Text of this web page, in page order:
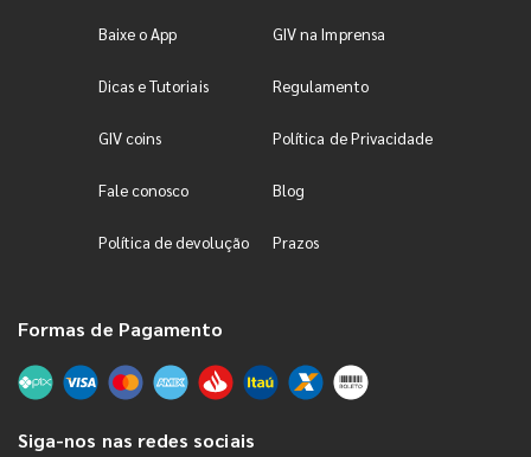
Baixe o App GIV na Imprensa
Dicas e Tutoriais Regulamento
GIV coins Política de Privacidade
Fale conosco Blog
Política de devolução Prazos
Formas de Pagamento
Siga-nos nas redes sociais